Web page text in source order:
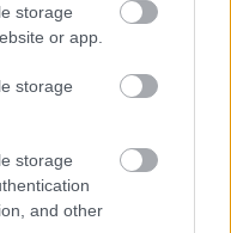
storage
or app.
storage
storage
and other
élménye volt.
vagy amiket
képein? Máshogy
nagyméretű rajzait